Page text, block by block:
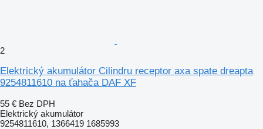
2
Elektrický akumulátor Cilindru receptor axa spate dreapta
9254811610 na ťahača DAF XF
55 € Bez DPH
Elektrický akumulátor
9254811610, 1366419 1685993